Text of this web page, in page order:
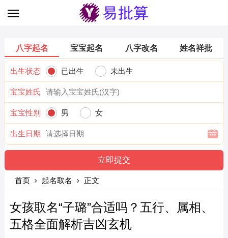
八字起名 宝宝起名 八字改名 姓名祥批
出生状态 已出生 未出生
宝宝姓氏
宝宝性别 男 女
出生日期
首页 起名取名 正文
女孩取名“子璐”合适吗？五行、属相、
五格全面解析吉凶玄机